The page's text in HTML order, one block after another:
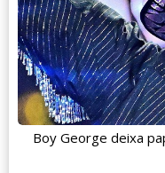
Boy George deixa